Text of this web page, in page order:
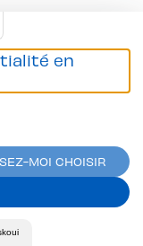
en
MOI CHOISIR